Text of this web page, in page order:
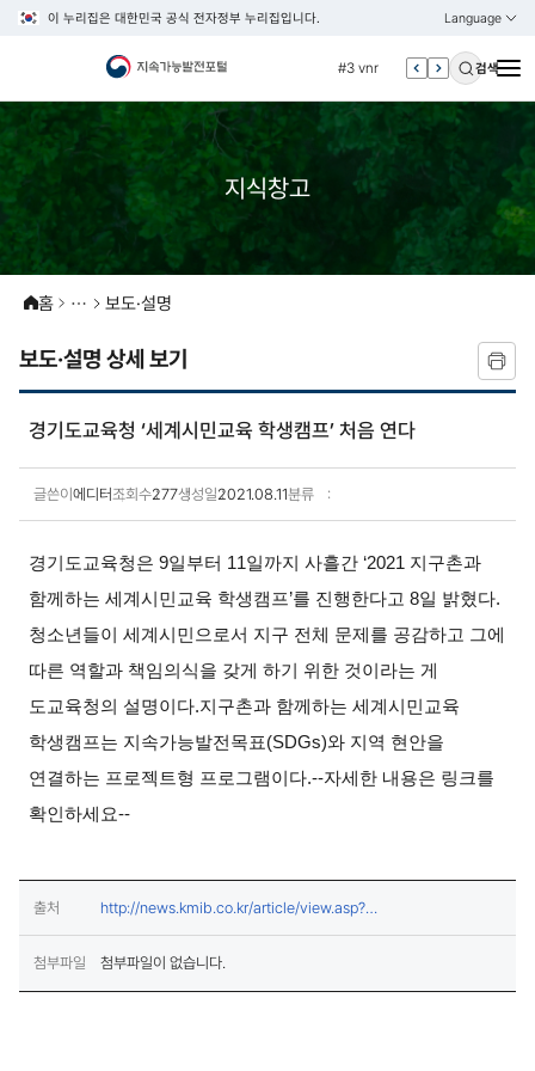
이 누리집은 대한민국 공식 전자정부 누리집입니다. Language
열기
KOREAN
ENGLISH
#3 vnr
#4 관세
#6 빈곤
#5 esg
#6 빈곤
검색
지식창고
홈 보도·설명
보도·설명 상세 보기
경기도교육청 ‘세계시민교육 학생캠프’ 처음 연다
글쓴이에디터조회수277생성일2021.08.11분류
경기도교육청은 9일부터 11일까지 사흘간 ‘2021 지구촌과
함께하는 세계시민교육 학생캠프’를 진행한다고 8일 밝혔다.
청소년들이 세계시민으로서 지구 전체 문제를 공감하고 그에
따른 역할과 책임의식을 갖게 하기 위한 것이라는 게
도교육청의 설명이다.지구촌과 함께하는 세계시민교육
학생캠프는 지속가능발전목표(SDGs)와 지역 현안을
연결하는 프로젝트형 프로그램이다.--자세한 내용은 링크를
확인하세요--
출처
http://news.kmib.co.kr/article/view.asp?
첨부파일
첨부파일이 없습니다.